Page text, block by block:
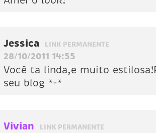
Jessica LINK PERMANENTE
28/10/2011 14:55
Você ta linda,e muito
seu blog *-*
Vivian LINK PERMANENTE